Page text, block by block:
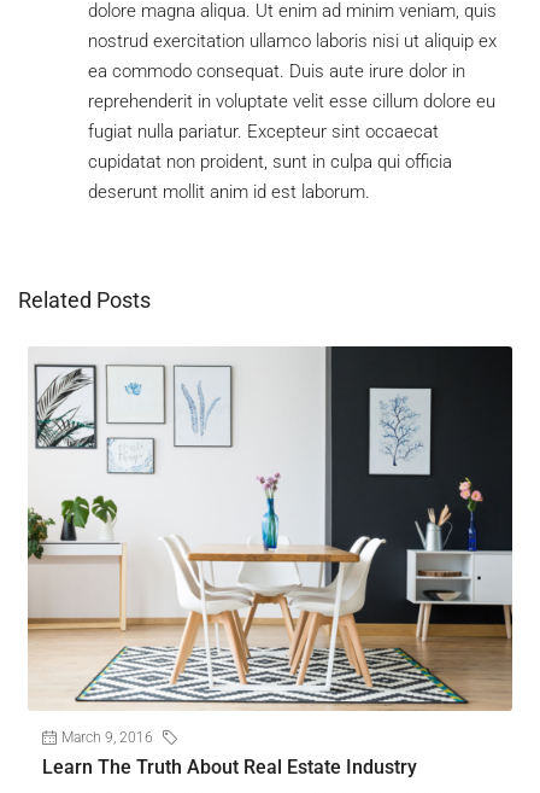
dolore magna aliqua. Ut enim ad minim veniam, quis
nostrud exercitation ullamco laboris nisi ut aliquip ex
ea commodo consequat. Duis aute irure dolor in
reprehenderit in voluptate velit esse cillum dolore eu
fugiat nulla pariatur. Excepteur sint occaecat
cupidatat non proident, sunt in culpa qui officia
deserunt mollit anim id est laborum.
Related Posts
March 9, 2016
Learn The Truth About Real Estate Industry